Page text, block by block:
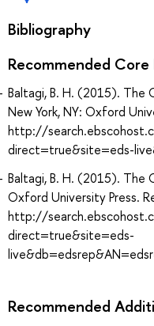
Bibliography
Recommended
Baltagi, B. H. (2015). The
New York, NY: Oxford
http://
direct=true&site=eds-
Baltagi, B. H. (2015). The
Oxford University Press.
http://
direct=true&site=eds-
Recommended